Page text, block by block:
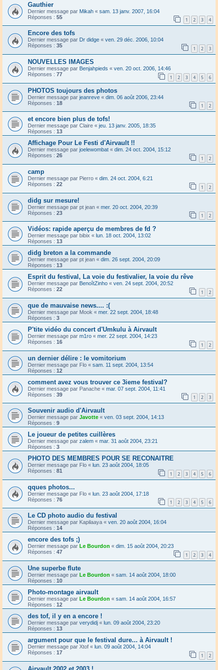
Gauthier
Dernier message par Mikah « sam. 13 janv. 2007, 16:04
Réponses : 55 1 2 3 4
Encore des tofs
Dernier message par Dr didge « ven. 29 déc. 2006, 10:04
Réponses : 35 1 2 3
NOUVELLES IMAGES
Dernier message par Benjahpieds « ven. 20 oct. 2006, 14:46
Réponses : 77 1 2 3 4 5 6
PHOTOS toujours des photos
Dernier message par jeanreve « dim. 06 août 2006, 23:44
Réponses : 18 1 2
et encore bien plus de tofs!
Dernier message par Claire « jeu. 13 janv. 2005, 18:35
Réponses : 13
Affichage Pour Le Festi d'Airvault !!
Dernier message par joelewombat « dim. 24 oct. 2004, 15:12
Réponses : 26 1 2
camp
Dernier message par Pierro « dim. 24 oct. 2004, 6:21
Réponses : 22 1 2
didg sur mesure!
Dernier message par pt jean « mer. 20 oct. 2004, 20:39
Réponses : 23 1 2
Vidéos: rapide aperçu de membres de fd ?
Dernier message par bibix « lun. 18 oct. 2004, 13:02
Réponses : 13
didg breton a la commande
Dernier message par pt jean « dim. 26 sept. 2004, 20:09
Réponses : 13
Esprit du festival, La voie du festivalier, la voie du rêve
Dernier message par BenoîtZinho « ven. 24 sept. 2004, 20:52
Réponses : 22 1 2
que de mauvaise news.... :(
Dernier message par Mook « mer. 22 sept. 2004, 18:48
Réponses : 3
P'tite vidéo du concert d'Umkulu à Airvault
Dernier message par m1ro « mer. 22 sept. 2004, 14:23
Réponses : 16 1 2
un dernier délire : le vomitorium
Dernier message par Flo « sam. 11 sept. 2004, 13:54
Réponses : 12
comment avez vous trouver ce 3ieme festival?
Dernier message par Panache « mar. 07 sept. 2004, 11:41
Réponses : 39 1 2 3
Souvenir audio d'Airvault
Dernier message par Javotte « ven. 03 sept. 2004, 14:13
Réponses : 9
Le joueur de petites cuillères
Dernier message par zalem « mar. 31 août 2004, 23:21
Réponses : 3
PHOTO DES MEMBRES POUR SE RECONAITRE
Dernier message par Flo « lun. 23 août 2004, 18:05
Réponses : 81 1 2 3 4 5 6
qques photos...
Dernier message par Flo « lun. 23 août 2004, 17:18
Réponses : 76 1 2 3 4 5 6
Le CD photo audio du festival
Dernier message par Kapilaaya « ven. 20 août 2004, 16:04
Réponses : 14
encore des tofs ;)
Dernier message par Le Bourdon « dim. 15 août 2004, 20:23
Réponses : 47 1 2 3 4
Une superbe flute
Dernier message par Le Bourdon « sam. 14 août 2004, 18:00
Réponses : 10
Photo-montage airvault
Dernier message par Le Bourdon « sam. 14 août 2004, 16:57
Réponses : 12
des tof, il y en a encore !
Dernier message par verydidj « lun. 09 août 2004, 23:20
Réponses : 13
argument pour que le festival dure... à Airvault !
Dernier message par Xtof « lun. 09 août 2004, 14:04
Réponses : 17 1 2